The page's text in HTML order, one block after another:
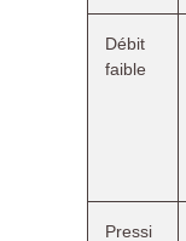
Débit
faible
Pressi